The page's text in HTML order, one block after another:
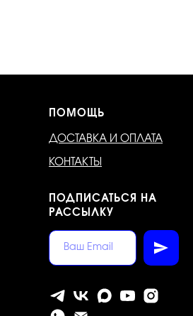
ПОМОЩЬ
ДОСТАВКА И ОПЛАТА
КОНТАКТЫ
ПОДПИСАТЬСЯ НА
РАССЫЛКУ